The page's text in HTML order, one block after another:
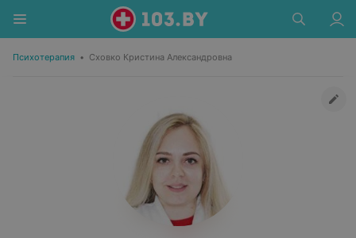
Психотерапия • Сховко Кристина Александровна